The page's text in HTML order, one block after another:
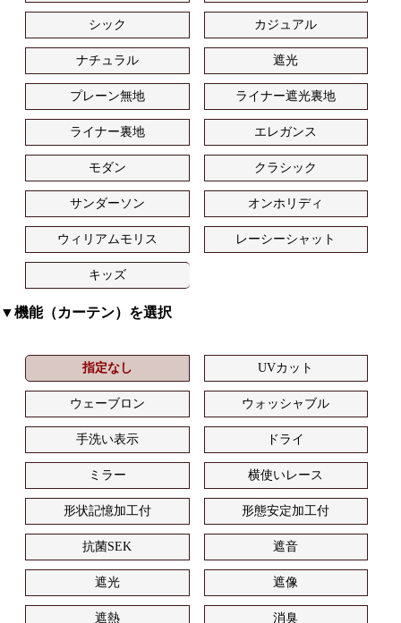
シック カジュアル
ナチュラル 遮光
プレーン無地 ライナー遮光裏地
ライナー裏地 エレガンス
モダン クラシック
サンダーソン オンホリディ
ウィリアムモリス レーシーシャット
キッズ
▼機能（カーテン）を選択
指定なし UVカット
ウェーブロン ウォッシャブル
手洗い表示 ドライ
ミラー 横使いレース
形状記憶加工付 形態安定加工付
抗菌SEK 遮音
遮光 遮像
遮熱 消臭